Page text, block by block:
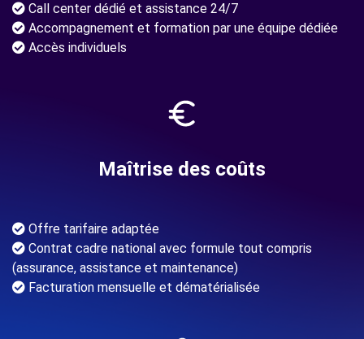
Call center dédié et assistance 24/7
Accompagnement et formation par une équipe dédiée
Accès individuels
Maîtrise des coûts
Offre tarifaire adaptée
Contrat cadre national avec formule tout compris
(assurance, assistance et maintenance)
Facturation mensuelle et dématérialisée